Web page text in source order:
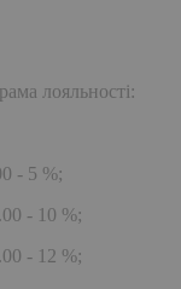
лояльності:
- 5 %;
- 10 %;
- 12 %;